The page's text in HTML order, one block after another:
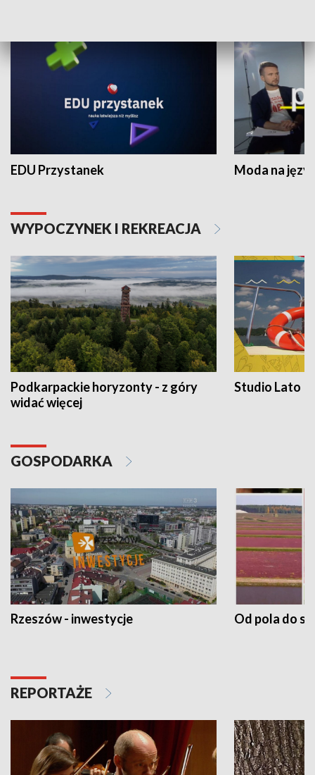
EDU Przystanek Moda na
WYPOCZYNEK I REKREACJA
Podkarpackie horyzonty - z góry
widać więcej
Studio Lato
GOSPODARKA
Rzeszów - inwestycje Od pola do
REPORTAŻE